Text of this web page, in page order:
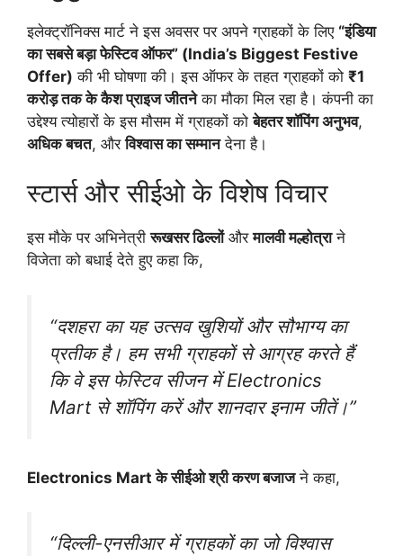
इलेक्ट्रॉनिक्स मार्ट ने इस अवसर पर अपने ग्राहकों के लिए “इंडिया
का सबसे बड़ा फेस्टिव ऑफर” (India’s Biggest Festive
Offer) की भी घोषणा की। इस ऑफर के तहत ग्राहकों को ₹1
करोड़ तक के कैश प्राइज जीतनेका मौका मिल रहा है। कंपनी का
उद्देश्य त्योहारों के इस मौसम में ग्राहकों कोबेहतर शॉपिंग अनुभव,
अधिक बचत, औरविश्वास का सम्मानदेना है।
स्टार्स और सीईओ के विशेष विचार
इस मौके पर अभिनेत्रीरूखसर ढिल्लोंऔरमालवी मल्होत्राने
विजेता को बधाई देते हुए कहा कि,
“दशहरा का यह उत्सव खुशियों और सौभाग्य का
प्रतीक है। हम सभी ग्राहकों से आग्रह करते हैं
कि वे इस फेस्टिव सीजन में Electronics
Mart से शॉपिंग करें और शानदार इनाम जीतें।”
Electronics Mart के सीईओ श्री करण बजाजने कहा,
“दिल्ली-एनसीआर में ग्राहकों का जो विश्वास